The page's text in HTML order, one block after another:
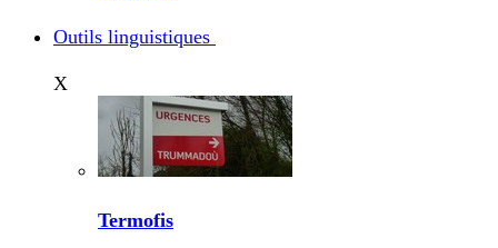
Outils linguistiques
X
Termofis